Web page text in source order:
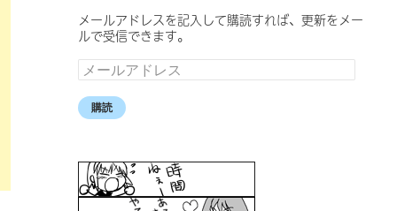
メールアドレスを記入して購読すれば、更新をメー
ルで受信できます。
メ
ー
ル
ア
ス
購読